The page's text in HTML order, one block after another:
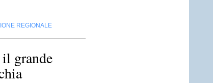
REGIONALE
grande